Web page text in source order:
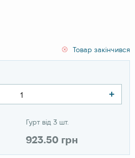
Товар закінчився
Гурт від 3 шт.
923.50 грн